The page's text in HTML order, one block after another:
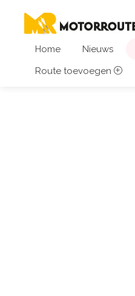
Home Nieuws
Route toevoegen